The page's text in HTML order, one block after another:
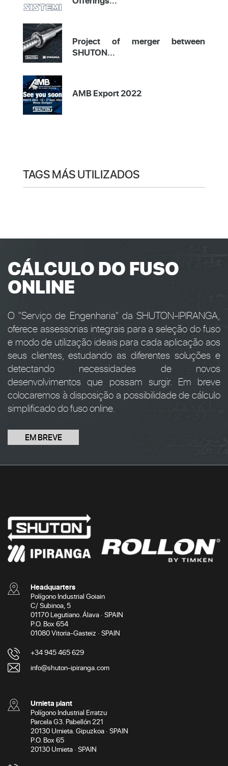
Project of merger between
SHUTON...
AMB Export 2022
TAGS MÁS UTILIZADOS
CÁLCULO DO FUSO
ONLINE
O "Serviço de Engenharia" da SHUTON-IPIRANGA,
oferece assessorias integrais para a seleção do fuso
e modo de utilização ideais para cada aplicação aos
seus clientes, estudando as diferentes soluções e
detectando necessidades de novos
desenvolvimentos que possam surgir. Em breve
colocaremos à disposição a possibilidade de cálculo
simplificado do fuso online.
EM BREVE
Headquarters
Polígono Industrial Goiain
C/ Subinoa, 5
01170 Legutiano. Álava · SPAIN
P.O. Box 654
01080 Vitoria-Gasteiz · SPAIN
+34 945 465 629
info@shuton-ipiranga.com
Urnieta plant
Polígono Industrial Erratzu
Parcela G3. Pabellón 221
20130 Urnieta. Gipuzkoa · SPAIN
P.O. Box 65
20130 Urnieta · SPAIN